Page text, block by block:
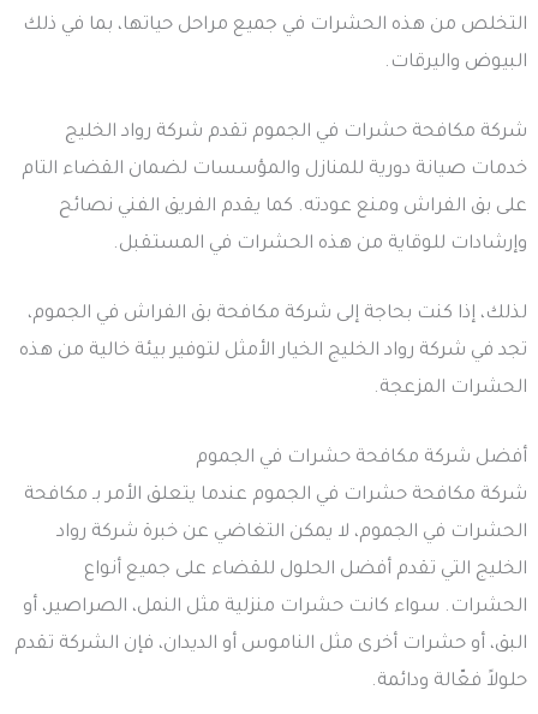
التخلص من هذه الحشرات في جميع مراحل حياتها، بما في ذلك
البيوض واليرقات.
شركة مكافحة حشرات في الجموم تقدم شركة رواد الخليج
خدمات صيانة دورية للمنازل والمؤسسات لضمان القضاء التام
على بق الفراش ومنع عودته. كما يقدم الفريق الفني نصائح
وإرشادات للوقاية من هذه الحشرات في المستقبل.
لذلك، إذا كنت بحاجة إلى شركة مكافحة بق الفراش في الجموم،
تجد في شركة رواد الخليج الخيار الأمثل لتوفير بيئة خالية من هذه
الحشرات المزعجة.
أفضل شركة مكافحة حشرات في الجموم
شركة مكافحة حشرات في الجموم عندما يتعلق الأمر بـ مكافحة
الحشرات في الجموم، لا يمكن التغاضي عن خبرة شركة رواد
الخليج التي تقدم أفضل الحلول للقضاء على جميع أنواع
الحشرات. سواء كانت حشرات منزلية مثل النمل، الصراصير، أو
البق، أو حشرات أخرى مثل الناموس أو الديدان، فإن الشركة تقدم
حلولاً فعّالة ودائمة.